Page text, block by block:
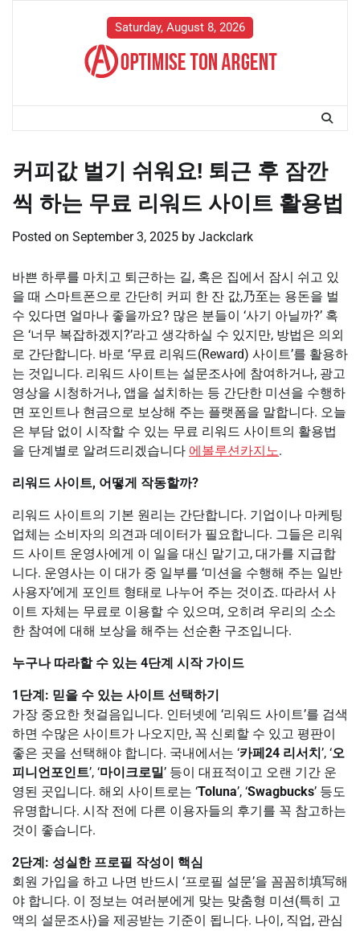
Saturday, August 8, 2026
커피값 벌기 쉬워요! 퇴근 후 잠깐
씩 하는 무료 리워드 사이트 활용법
Posted on September 3, 2025 by Jackclark
바쁜 하루를 마치고 퇴근하는 길, 혹은 집에서 잠시 쉬고 있
을 때 스마트폰으로 간단히 커피 한 잔 값,乃至는 용돈을 벌
수 있다면 얼마나 좋을까요? 많은 분들이 ‘사기 아닐까?’ 혹
은 ‘너무 복잡하겠지?’라고 생각하실 수 있지만, 방법은 의외
로 간단합니다. 바로 ‘무료 리워드(Reward) 사이트’를 활용하
는 것입니다. 리워드 사이트는 설문조사에 참여하거나, 광고
영상을 시청하거나, 앱을 설치하는 등 간단한 미션을 수행하
면 포인트나 현금으로 보상해 주는 플랫폼을 말합니다. 오늘
은 부담 없이 시작할 수 있는 무료 리워드 사이트의 활용법
을 단계별로 알려드리겠습니다 에볼루션카지노.
리워드 사이트, 어떻게 작동할까?
리워드 사이트의 기본 원리는 간단합니다. 기업이나 마케팅
업체는 소비자의 의견과 데이터가 필요합니다. 그들은 리워
드 사이트 운영사에게 이 일을 대신 맡기고, 대가를 지급합
니다. 운영사는 이 대가 중 일부를 ‘미션을 수행해 주는 일반
사용자’에게 포인트 형태로 나누어 주는 것이죠. 따라서 사
이트 자체는 무료로 이용할 수 있으며, 오히려 우리의 소소
한 참여에 대해 보상을 해주는 선순환 구조입니다.
누구나 따라할 수 있는 4단계 시작 가이드
1단계: 믿을 수 있는 사이트 선택하기
가장 중요한 첫걸음입니다. 인터넷에 ‘리워드 사이트’를 검색
하면 수많은 사이트가 나오지만, 꼭 신뢰할 수 있고 평판이
좋은 곳을 선택해야 합니다. 국내에서는 ‘카페24 리서치’, ‘오
피니언포인트’, ‘마이크로밀’ 등이 대표적이고 오랜 기간 운
영된 곳입니다. 해외 사이트로는 ‘Toluna’, ‘Swagbucks’ 등도
유명합니다. 시작 전에 다른 이용자들의 후기를 꼭 참고하는
것이 좋습니다.
2단계: 성실한 프로필 작성이 핵심
회원 가입을 하고 나면 반드시 ‘프로필 설문’을 꼼꼼히填写해
야 합니다. 이 정보는 여러분에게 맞는 맞춤형 미션(특히 고
액의 설문조사)을 제공받는 기준이 됩니다. 나이, 직업, 관심